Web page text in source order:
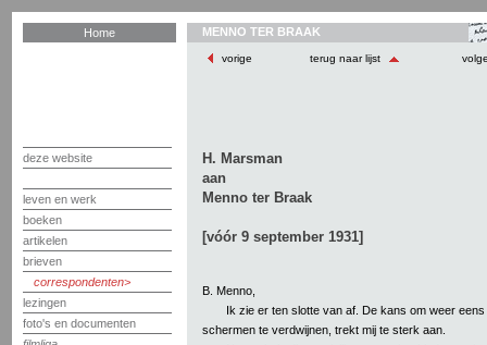
Home
deze website
leven en werk
boeken
artikelen
brieven
correspondenten
lezingen
foto's en documenten
MENNO TER BRAAK
vorige terug naar lijst
H. Marsman
aan
Menno ter Braak
[vóór 9 september 1931]
B. Menno,
Ik zie er ten slotte van af. De kans om weer
schermen te verdwijnen, trekt mij te sterk aan.